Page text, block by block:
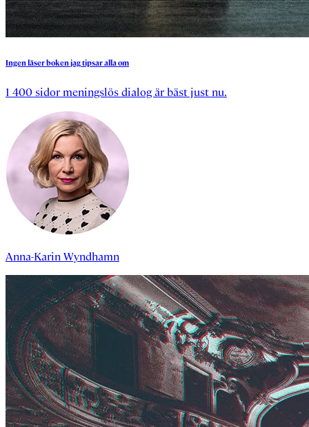
Ingenläserbokenjagtipsarallaom
1 400 sidor meningslös dialog är bäst just nu.
Anna-Karin Wyndhamn